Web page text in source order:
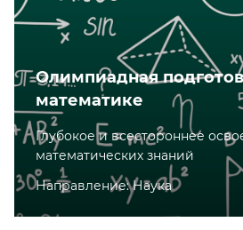
Олимпиадная
математике
Глубокое и всестороннее
математических знаний
Направление: Наука